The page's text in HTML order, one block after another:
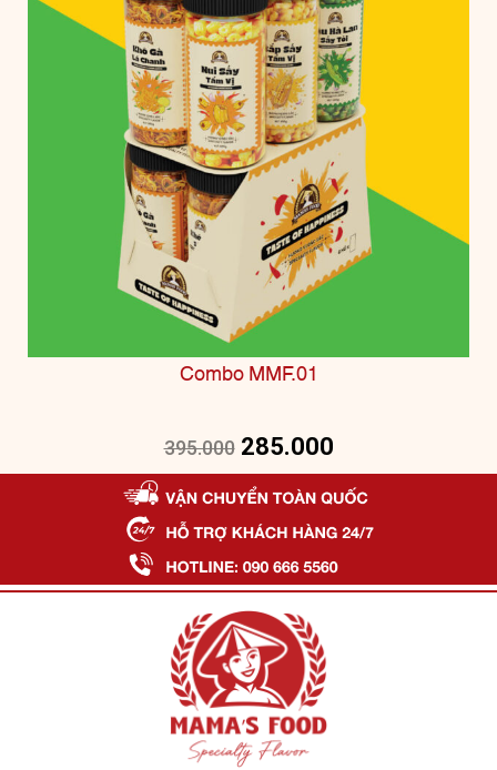
Combo MMF.01
395.000 285.000